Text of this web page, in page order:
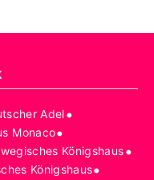
Adel•
Monaco•
Königshaus•
Königshaus•